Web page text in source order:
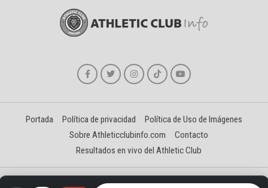
Portada Política de privacidad
Política de Uso de Imágenes
Sobre Athleticclubinfo.com
Contacto
Resultados en vivo del Athletic Club
Creado y gestionado por David Benéitez Landeta